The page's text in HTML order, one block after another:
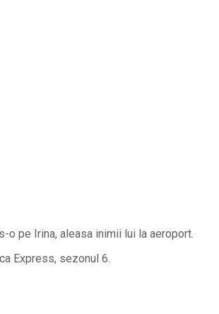
pe Irina, aleasa inimii lui la aeroport.
Express, sezonul 6.